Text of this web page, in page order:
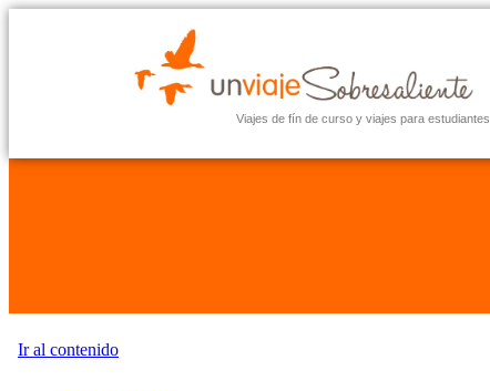
Viajes de fín de curso y viajes para estudiantes